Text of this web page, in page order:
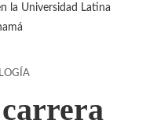
la Universidad Latina